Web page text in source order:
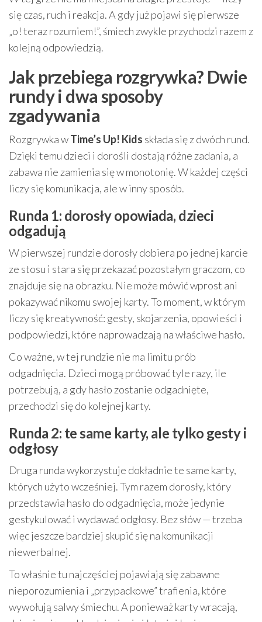
się czas, ruch i reakcja. A gdy już pojawi się pierwsze
„o! teraz rozumiem!”, śmiech zwykle przychodzi razem z
kolejną odpowiedzią.
Jak przebiega rozgrywka? Dwie
rundy i dwa sposoby
zgadywania
Rozgrywka wTime’s Up! Kids składa się z dwóch rund.
Dzięki temu dzieci i dorośli dostają różne zadania, a
zabawa nie zamienia się w monotonię. W każdej części
liczy się komunikacja, ale w inny sposób.
Runda 1: dorosły opowiada, dzieci
odgadują
W pierwszej rundzie dorosły dobiera po jednej karcie
ze stosu i stara się przekazać pozostałym graczom, co
znajduje się na obrazku. Nie może mówić wprost ani
pokazywać nikomu swojej karty. To moment, w którym
liczy się kreatywność: gesty, skojarzenia, opowieści i
podpowiedzi, które naprowadzają na właściwe hasło.
Co ważne, w tej rundzie nie ma limitu prób
odgadnięcia. Dzieci mogą próbować tyle razy, ile
potrzebują, a gdy hasło zostanie odgadnięte,
przechodzi się do kolejnej karty.
Runda 2: te same karty, ale tylko gesty i
odgłosy
Druga runda wykorzystuje dokładnie te same karty,
których użyto wcześniej. Tym razem dorosły, który
przedstawia hasło do odgadnięcia, może jedynie
gestykulować i wydawać odgłosy. Bez słów — trzeba
więc jeszcze bardziej skupić się na komunikacji
niewerbalnej.
To właśnie tu najczęściej pojawiają się zabawne
nieporozumienia i „przypadkowe” trafienia, które
wywołują salwy śmiechu. A ponieważ karty wracają,